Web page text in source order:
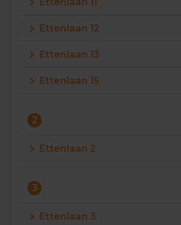
Maandag t/m vrijdag - 08:00 -18:00
Ettenlaan 12
Ettenlaan 13
Ettenlaan 15
2
Ettenlaan 2
3
Ettenlaan 3